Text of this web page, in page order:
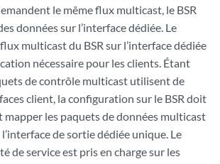
le même flux multicast, le BSR
données sur l’interface dédiée. Le
multicast du BSR sur l’interface dédiée
nécessaire pour les clients. Étant
de contrôle multicast utilisent de
client, la configuration sur le BSR doit
mapper les paquets de données multicast
de sortie dédiée unique. Le
de service est pris en charge sur les